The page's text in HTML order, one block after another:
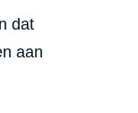
dat
aan